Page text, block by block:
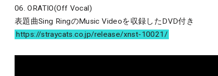
06. ORATIO(Off Vocal)
表題曲Sing RingのMusic Videoを収録したDVD付き
https://straycats.co.jp/release/xnst-10021/